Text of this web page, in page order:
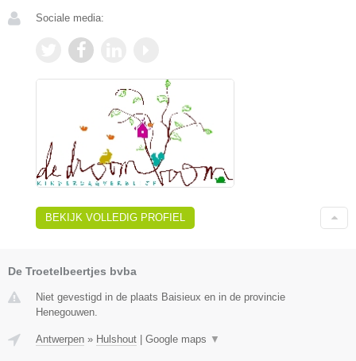
Sociale media:
BEKIJK VOLLEDIG PROFIEL
De Troetelbeertjes bvba
Niet gevestigd in de plaats Baisieux en in de provincie
Henegouwen.
Antwerpen » Hulshout Google maps ▼